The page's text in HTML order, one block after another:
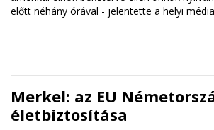
előtt néhány órával - jelentette a helyi
Merkel: az EU
életbiztosítása